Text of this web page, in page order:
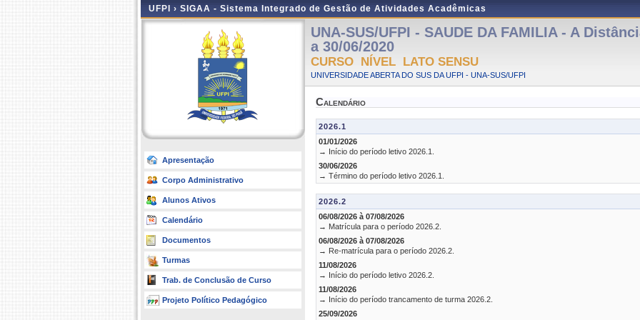
UFPI › SIGAA - Sistema Integrado de Gestão de Atividades Acadêmicas
Apresentação
Corpo Administrativo
Alunos Ativos
Calendário
Documentos
Turmas
Trab. de Conclusão de Curso
Projeto Político Pedagógico
UNA-SUS/UFPI - SAUDE DA FAMILIA - A
a 30/06/2020
CURSO NÍVEL LATO SENSU
UNIVERSIDADE ABERTA DO SUS DA UFPI - UNA-SUS/UFPI
Calendário
2026.1
01/01/2026
→ Início do período letivo 2026.1.
30/06/2026
→ Término do período letivo 2026.1.
2026.2
06/08/2026 à 07/08/2026
→ Matrícula para o período 2026.2.
06/08/2026 à 07/08/2026
→ Re-matrícula para o período 2026.2.
11/08/2026
→ Início do período letivo 2026.2.
11/08/2026
→ Início do período trancamento de turma 2026.2.
25/09/2026